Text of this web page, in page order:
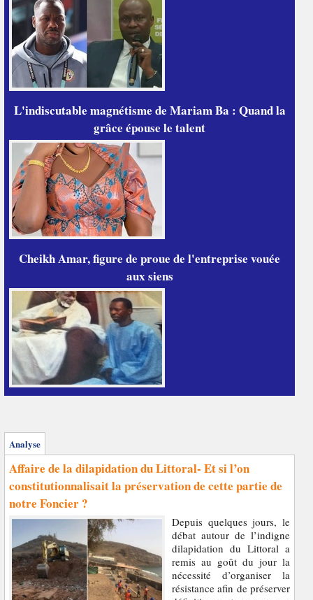
L'indiscutable magnétisme de Mariam Ba : Quand la
grâce épouse le talent
Cheikh Amar, figure de proue de l'entreprise vouée
aux siens
Analyse
Affaire de la dilapidation du Littoral- Et si l’on
constitutionnalisait la préservation de cette partie de
notre Foncier ?
Depuis quelques jours, le
débat autour de l’indigne
dilapidation du Littoral a
remis au goût du jour la
nécessité d’organiser la
résistance afin de préserver